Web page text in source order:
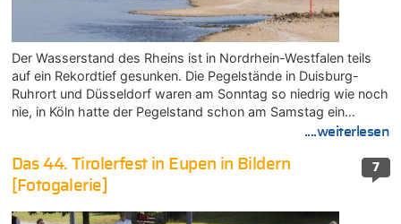
Der Wasserstand des Rheins ist in Nordrhein-Westfalen teils
auf ein Rekordtief gesunken. Die Pegelstände in Duisburg-
Ruhrort und Düsseldorf waren am Sonntag so niedrig wie noch
nie, in Köln hatte der Pegelstand schon am Samstag ein…
....weiterlesen
7
Das 44. Tirolerfest in Eupen in Bildern
[Fotogalerie]